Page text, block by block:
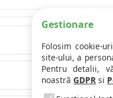
Gestionare
Folosim cookie-
site-ului, a
Pentru detalii,
noastră GDPR si